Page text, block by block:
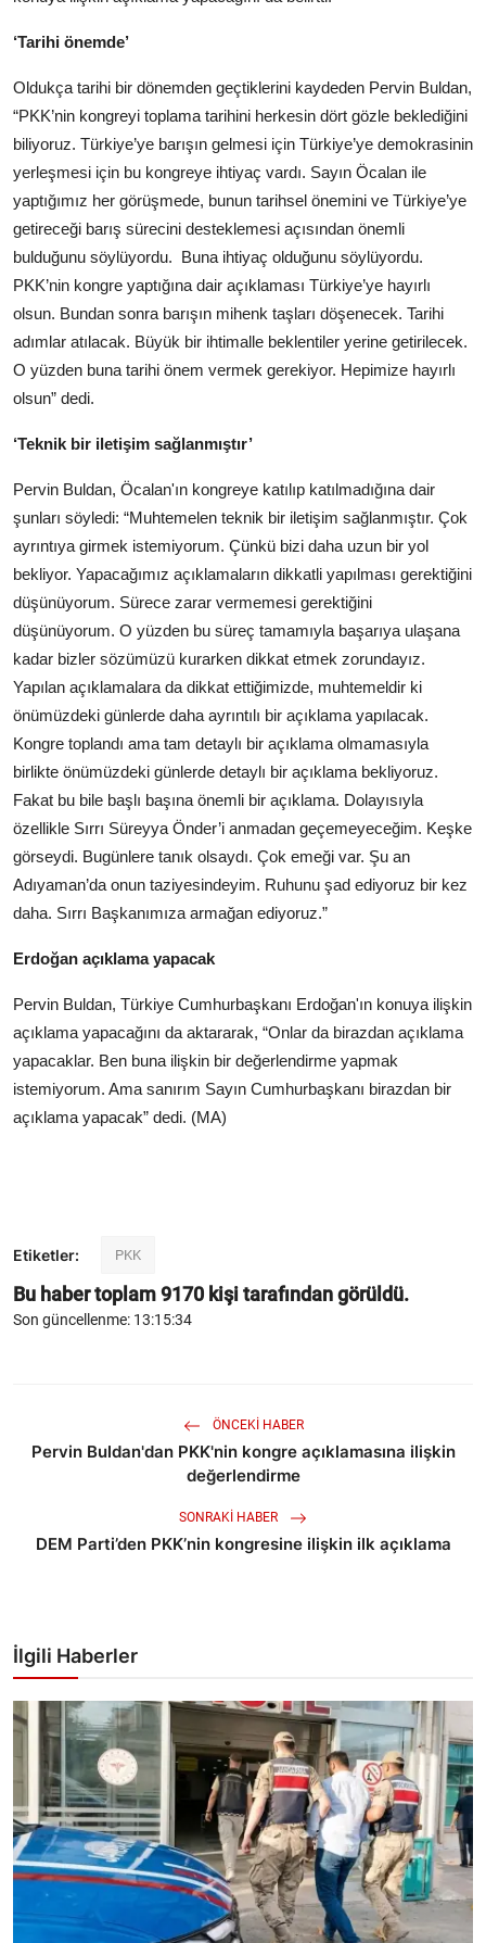
‘Tarihi önemde’
Oldukça tarihi bir dönemden geçtiklerini kaydeden Pervin Buldan,
“PKK’nin kongreyi toplama tarihini herkesin dört gözle beklediğini
biliyoruz. Türkiye’ye barışın gelmesi için Türkiye’ye demokrasinin
yerleşmesi için bu kongreye ihtiyaç vardı. Sayın Öcalan ile
yaptığımız her görüşmede, bunun tarihsel önemini ve Türkiye’ye
getireceği barış sürecini desteklemesi açısından önemli
bulduğunu söylüyordu. Buna ihtiyaç olduğunu söylüyordu.
PKK’nin kongre yaptığına dair açıklaması Türkiye’ye hayırlı
olsun. Bundan sonra barışın mihenk taşları döşenecek. Tarihi
adımlar atılacak. Büyük bir ihtimalle beklentiler yerine getirilecek.
O yüzden buna tarihi önem vermek gerekiyor. Hepimize hayırlı
olsun” dedi.
‘Teknik bir iletişim sağlanmıştır’
Pervin Buldan, Öcalan'ın kongreye katılıp katılmadığına dair
şunları söyledi: “Muhtemelen teknik bir iletişim sağlanmıştır. Çok
ayrıntıya girmek istemiyorum. Çünkü bizi daha uzun bir yol
bekliyor. Yapacağımız açıklamaların dikkatli yapılması gerektiğini
düşünüyorum. Sürece zarar vermemesi gerektiğini
düşünüyorum. O yüzden bu süreç tamamıyla başarıya ulaşana
kadar bizler sözümüzü kurarken dikkat etmek zorundayız.
Yapılan açıklamalara da dikkat ettiğimizde, muhtemeldir ki
önümüzdeki günlerde daha ayrıntılı bir açıklama yapılacak.
Kongre toplandı ama tam detaylı bir açıklama olmamasıyla
birlikte önümüzdeki günlerde detaylı bir açıklama bekliyoruz.
Fakat bu bile başlı başına önemli bir açıklama. Dolayısıyla
özellikle Sırrı Süreyya Önder’i anmadan geçemeyeceğim. Keşke
görseydi. Bugünlere tanık olsaydı. Çok emeği var. Şu an
Adıyaman’da onun taziyesindeyim. Ruhunu şad ediyoruz bir kez
daha. Sırrı Başkanımıza armağan ediyoruz.”
Erdoğan açıklama yapacak
Pervin Buldan, Türkiye Cumhurbaşkanı Erdoğan'ın konuya ilişkin
açıklama yapacağını da aktararak, “Onlar da birazdan açıklama
yapacaklar. Ben buna ilişkin bir değerlendirme yapmak
istemiyorum. Ama sanırım Sayın Cumhurbaşkanı birazdan bir
açıklama yapacak” dedi. (MA)
Etiketler: PKK
Bu haber toplam9170 kişi tarafından görüldü.
Son güncellenme: 13:15:34
ÖNCEKI HABER
Pervin Buldan'dan PKK'nin kongre açıklamasına ilişkin
değerlendirme
SONRAKI HABER
DEM Parti’den PKK’nin kongresine ilişkin ilk açıklama
İlgili Haberler